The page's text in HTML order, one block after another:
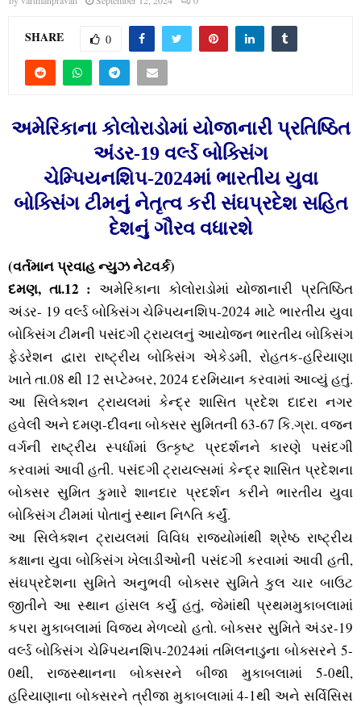
E
N
U
SHARE 0
અમેરિકાના કોલોરાડોમાં યોજાનારી પ્રતિષ્ઠિત
અંડર-19 વર્લ્‍ડ બોક્‍સિંગ
ચેમ્‍પિયનશિપ-2024માં ભારતીય યુવા
બોક્‍સિંગ ટીમનું નેતૃત્‍વ કરી સંઘપ્રદેશ સહિત
દેશનું ગૌરવ વધારશે
(વર્તમાન પ્રવાહ ન્‍યુઝ નેટવર્ક)
દમણ, તા.12 : અમેરિકાના કોલોરાડોમાં યોજાનારી પ્રતિષ્ઠિત
અંડર- 19 વર્લ્‍ડ બોક્‍સિંગ ચેમ્‍પિયનશિપ-2024 માટે ભારતીય યુવા
બોક્‍સિંગ ટીમની પસંદગી ટ્રાયલનું આયોજન ભારતીય બોક્‍સિંગ
ફેડરેશન દ્વારા રાષ્‍ટ્રીય બોક્‍સિંગ એકેડમી, રોહતક-હરિયાણા
ખાતે તા.08 થી 12 સપ્‍ટેમ્‍બર, 2024 દરમિયાન કરવામાં આવ્‍યું હતું.
આ સિલેક્‍શન ટ્રાયલમાં કેન્‍દ્ર શાસિત પ્રદેશ દાદરા નગર
હવેલી અને દમણ-દીવના બોક્‍સર સુમિતની 63-67 કિ.ગ્રા. વજન
વર્ગની રાષ્‍ટ્રીય સ્‍પર્ધામાં ઉત્‍કૃષ્‍ટ પ્રદર્શનને કારણે પસંદગી
કરવામાં આવી હતી. પસંદગી ટ્રાયલ્‍સમાં કેન્‍દ્ર શાસિત પ્રદેશના
બોક્‍સર સુમિત કુમારે શાનદાર પ્રદર્શન કરીને ભારતીય યુવા
બોક્‍સિંગ ટીમમાં પોતાનું સ્‍થાન નિﾍતિ કર્યું.
આ સિલેક્‍શન ટ્રાયલમાં વિવિધ રાજ્‍યોમાંથી શ્રેષ્ઠ રાષ્‍ટ્રીય
કક્ષાના યુવા બોક્‍સિંગ ખેલાડીઓની પસંદગી કરવામાં આવી હતી,
સંઘપ્રદેશના સુમિતે અનુભવી બોક્‍સર સુમિતે કુલ ચાર બાઉટ
જીતીને આ સ્‍થાન હાંસલ કર્યું હતું, જેમાંથી પ્રથમમુકાબલામાં
કપરા મુકાબલામાં વિજય મેળવ્‍યો હતો. બોક્‍સર સુમિતે અંડર-19
વર્લ્‍ડ બોક્‍સિંગ ચેમ્‍પિયનશિપ-2024માં તમિલનાડુના બોક્‍સરને 5-
0થી, રાજસ્‍થાનના બોક્‍સરને બીજા મુકાબલામાં 5-0થી,
હરિયાણાના બોક્‍સરને ત્રીજા મુકાબલામાં 4-1થી અને સર્વિસિસ